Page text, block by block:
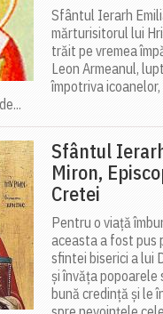
Sfântul Ierarh
mărturisitorul lui
trăit pe vremea
Leon Armeanul,
împotriva
Sfântul
Miron,
Cretei
Pentru o viață
aceasta a fost pus
sfintei biserici a lui
și învăța
bună credință și le